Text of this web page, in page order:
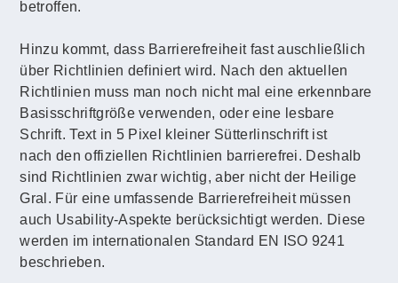
betroffen.
Hinzu kommt, dass Barrierefreiheit fast auschließlich
über Richtlinien definiert wird. Nach den aktuellen
Richtlinien muss man noch nicht mal eine erkennbare
Basisschriftgröße verwenden, oder eine lesbare
Schrift. Text in 5 Pixel kleiner Sütterlinschrift ist
nach den offiziellen Richtlinien barrierefrei. Deshalb
sind Richtlinien zwar wichtig, aber nicht der Heilige
Gral. Für eine umfassende Barrierefreiheit müssen
auch Usability-Aspekte berücksichtigt werden. Diese
werden im internationalen Standard EN ISO 9241
beschrieben.